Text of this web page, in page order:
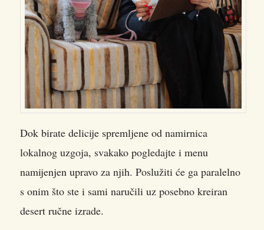
Dok birate delicije spremljene od namirnica
lokalnog uzgoja, svakako pogledajte i menu
namijenjen upravo za njih. Poslužiti će ga paralelno
s onim što ste i sami naručili uz posebno kreiran
desert ručne izrade.